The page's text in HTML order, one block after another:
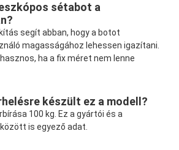
sétabot a
segít abban, hogy a botot
magasságához lehessen igazítani.
ha a fix méret nem lenne
készült ez a modell?
100 kg. Ez a gyártói és a
is egyező adat.